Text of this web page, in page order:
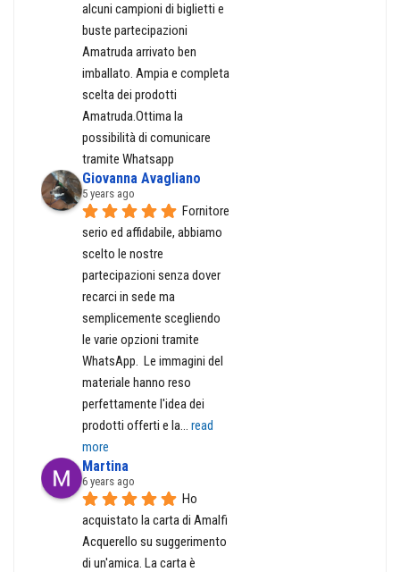
alcuni campioni di biglietti e
buste partecipazioni
Amatruda arrivato ben
imballato. Ampia e completa
scelta dei prodotti
Amatruda.Ottima la
possibilità di comunicare
tramite Whatsapp
Giovanna Avagliano
5 years ago
Fornitore
serio ed affidabile, abbiamo
scelto le nostre
partecipazioni senza dover
recarci in sede ma
semplicemente scegliendo
le varie opzioni tramite
WhatsApp.  Le immagini del
materiale hanno reso
perfettamente l'idea dei
prodotti offerti e la... read
more
Martina
6 years ago
Ho
acquistato la carta di Amalfi
Acquerello su suggerimento
di un'amica. La carta è